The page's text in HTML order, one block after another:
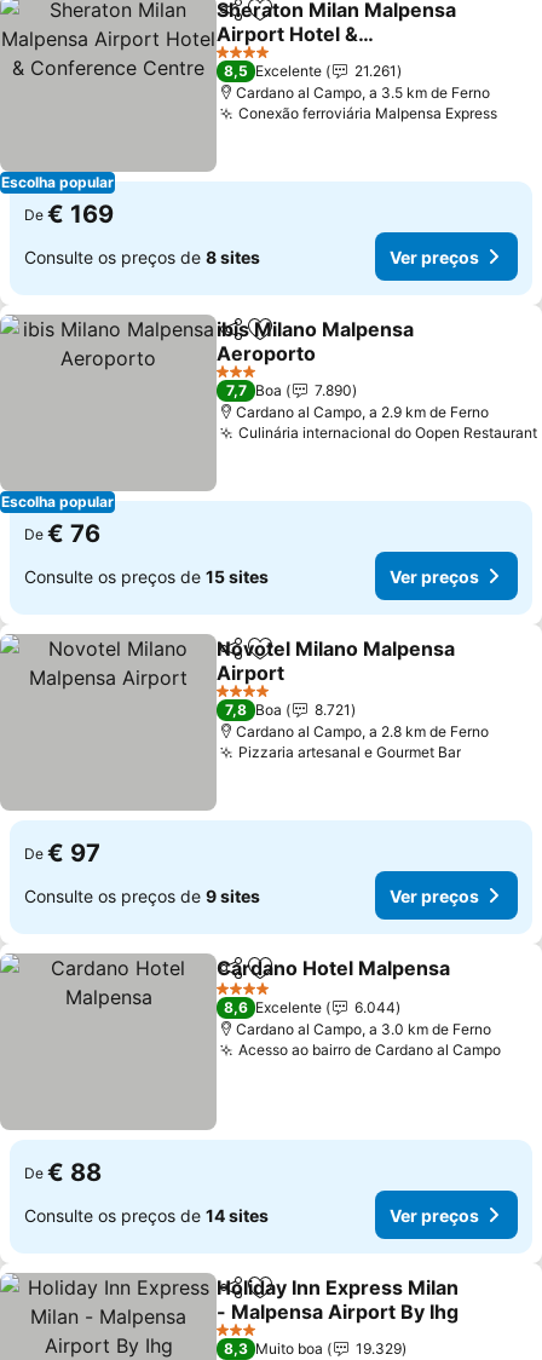
Escolha popular
PartilharAdicionar aos favoritos
Sheraton Milan Malpensa
Airport Hotel &
Conference Centre
Ver preços
4 Estrelas
8,5 Excelente
21.261
Cardano al Campo, a 3.5 km de Ferno
Conexão ferroviária Malpensa ExpressVer
De € 169
Consulte os preços de 8 sites Ver preços
Escolha popular
PartilharAdicionar aos favoritos
ibis Milano Malpensa
Aeroporto
Ver preços
3 Estrelas
7,7 Boa
7.890
Cardano al Campo, a 2.9 km de Ferno
Culinária internacional do Oopen Restaurant
De € 76
Consulte os preços de 15 sites Ver preços
PartilharAdicionar aos favoritos
Novotel Milano Malpensa
Airport
Ver preços
4 Estrelas
7,8 Boa
8.721
Cardano al Campo, a 2.8 km de Ferno
Pizzaria artesanal e Gourmet BarVer
De € 97
Consulte os preços de 9 sites Ver preços
PartilharAdicionar aos favoritos
Cardano Hotel Malpensa
4 Estrelas
8,6 Excelente
6.044
Cardano al Campo, a 3.0 km de Ferno
Acesso ao bairro de Cardano al CampoVer
De € 88
Consulte os preços de 14 sites Ver preços
PartilharAdicionar aos favoritos
Holiday Inn Express Milan
- Malpensa Airport By Ihg
Ver preços
3 Estrelas
8,3 Muito boa
19.329